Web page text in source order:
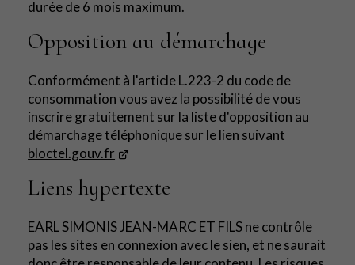
durée de 6 mois maximum.
Opposition au démarchage
Conformément à l'article L.223-2 du code de
consommation vous avez la possibilité de vous
inscrire gratuitement sur la liste d'opposition au
démarchage téléphonique sur le lien suivant
bloctel.gouv.fr
Liens hypertexte
EARL SIMONIS JEAN-MARC ET FILS ne contrôle
pas les sites en connexion avec le sien, et ne saurait